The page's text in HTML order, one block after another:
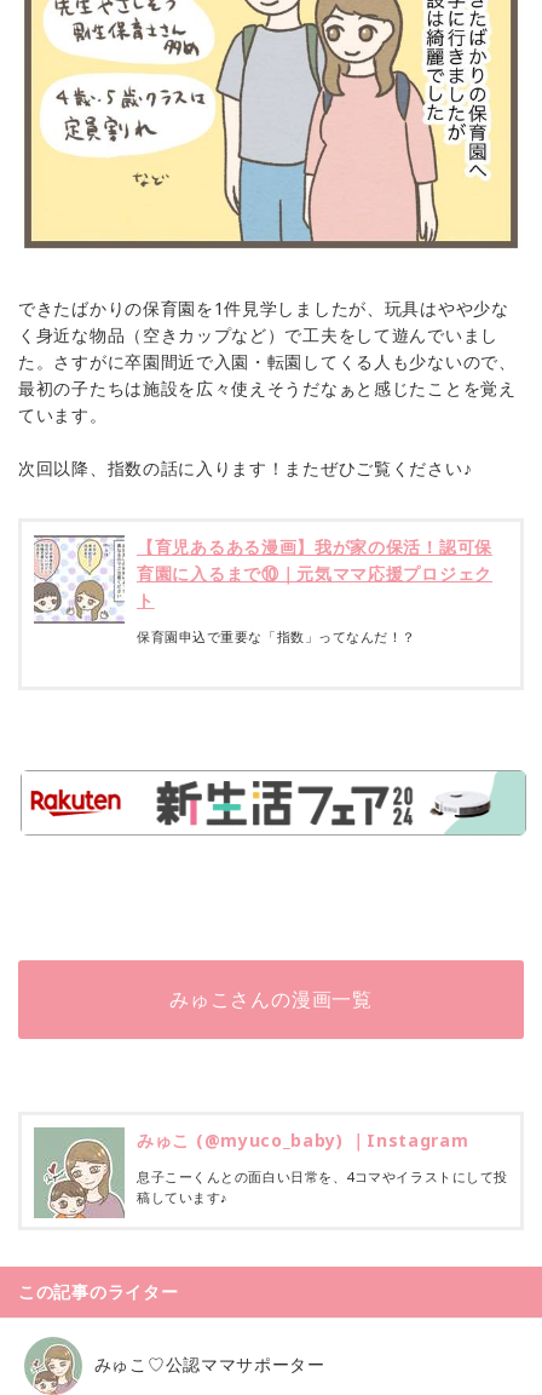
できたばかりの保育園を1件見学しましたが、玩具はやや少な
く身近な物品（空きカップなど）で工夫をして遊んでいまし
た。さすがに卒園間近で入園・転園してくる人も少ないので、
最初の子たちは施設を広々使えそうだなぁと感じたことを覚え
ています。
次回以降、指数の話に入ります！またぜひご覧ください♪
【育児あるある漫画】我が家の保活！認可保
育園に入るまで⑩｜元気ママ応援プロジェク
ト
保育園申込で重要な「指数」ってなんだ！？
みゅこさんの漫画一覧
みゅこ (@myuco_baby) ｜Instagram
息子こーくんとの面白い日常を、4コマやイラストにして投
稿しています♪
この記事のライター
みゅこ♡公認ママサポーター